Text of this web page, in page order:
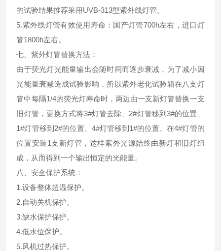
的试验结果推荐采用UVB-313型紫外线灯管。
5.紫外线灯管有效使用寿命：国产灯管700h左右，进口灯
管1800h左右。
七、紫外灯管替换方法：
由于荧光灯光能量输出会随时间而逐步衰减，为了减小因
光能量衰减造成试验影响，所以紫外老化试验箱在八支灯
管中每隔1/4的荧光灯寿命时，两边由一支新灯管替换一支
旧灯管，更换方式将3#灯管去除、2#灯管移到3#的位置、
1#灯管移到2#的位置、4#灯管移到1#的位置、在4#灯管的
位置安装1支新灯管，这样紫外光源始终由新灯和旧灯组
成，从而得到一个输出恒定的光能量。
八、安全保护系统：
1.设备整体超温保护。
2.自动关机保护。
3.缺水保护保护。
4.低水位保护。
5.风机过热保护。